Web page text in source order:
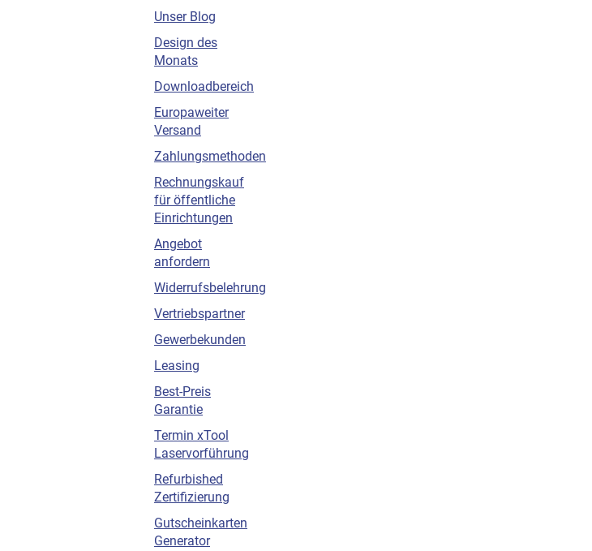
Unser Blog
Design des
Monats
Downloadbereich
Europaweiter
Versand
Zahlungsmethoden
Rechnungskauf
für öffentliche
Einrichtungen
Angebot
anfordern
Widerrufsbelehrung
Vertriebspartner
Gewerbekunden
Leasing
Best-Preis
Garantie
Termin xTool
Laservorführung
Refurbished
Zertifizierung
Gutscheinkarten
Generator